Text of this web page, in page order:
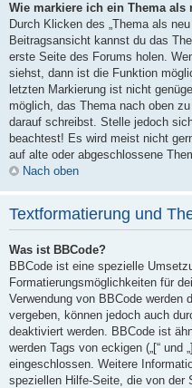
Wie markiere ich ein Thema als
Durch Klicken des „Thema als
Beitragsansicht kannst du das
erste Seite des Forums holen.
siehst, dann ist die Funktion
letzten Markierung ist nicht
möglich, das Thema nach oben
darauf schreibst. Stelle jedoch
beachtest! Es wird meist nicht
auf alte oder abgeschlossene
Nach oben
Textformatierung und
Was ist BBCode?
BBCode ist eine spezielle
Formatierungsmöglichkeiten für
Verwendung von BBCode werden
vergeben, können jedoch auch
deaktiviert werden. BBCode ist
werden Tags von eckigen („[“ und
eingeschlossen. Weitere
speziellen Hilfe-Seite, die von der